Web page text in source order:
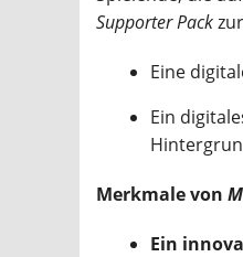
Supporter Pack
Eine
Ein
Merkmale von
Ein